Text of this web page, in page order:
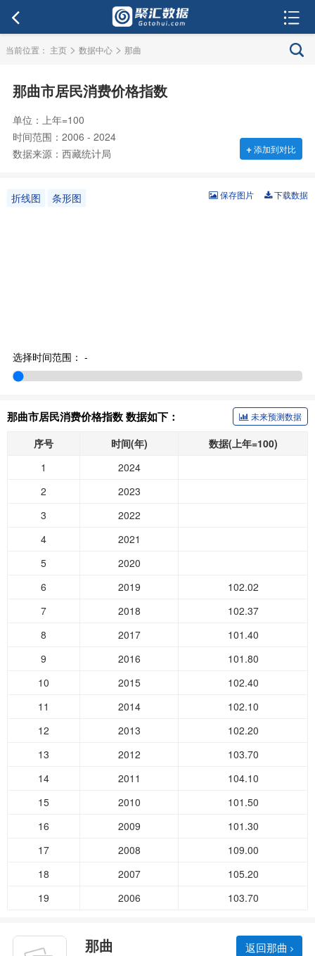
当前位置： 主页 > 数据中心 > 那曲
那曲市居民消费价格指数
单位：上年=100
时间范围：2006 - 2024
数据来源：西藏统计局
+添加到对比
折线图 条形图 下载数据
保存图片
选择时间范围： -
那曲市居民消费价格指数 数据如下： 未来预测数据
序号 时间(年)
数据(上年=100)
1
2024
2
2023
3
2022
4
2021
5
2020
6
2019
102.02
7
2018
102.37
8
2017
101.40
9
2016
101.80
10
2015
102.40
11
2014
102.10
12
2013
102.20
13
2012
103.70
14
2011
104.10
15
2010
101.50
16
2009
101.30
17
2008
109.00
18
2007
105.20
19
2006 103.70
那曲 返回那曲